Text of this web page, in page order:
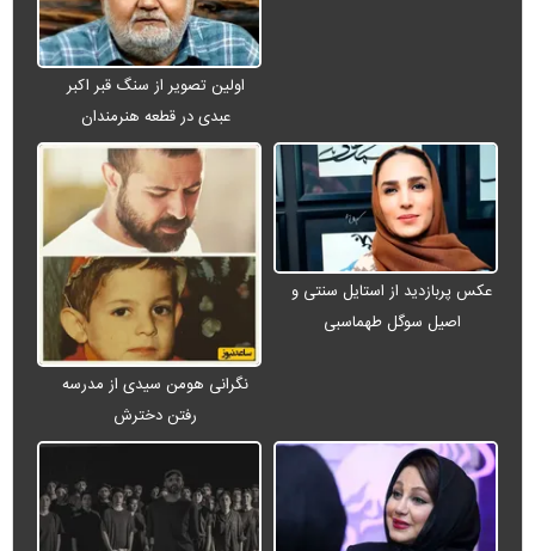
اولین تصویر از سنگ قبر اکبر
عبدی در قطعه هنرمندان
عکس پربازدید از استایل سنتی و
اصیل سوگل طهماسبی
نگرانی هومن سیدی از مدرسه
رفتن دخترش